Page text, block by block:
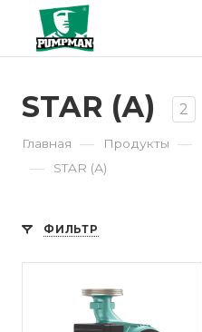
STAR (А) 2
Главная — Продукты —
— STAR (А)
ФИЛЬТР